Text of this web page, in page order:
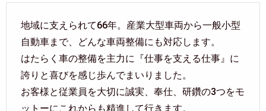
地域に支えられて66年。産業大型車両から一般小型
自動車まで、どんな車両整備にも対応します。
はたらく車の整備を主力に『仕事を支える仕事』に
誇りと喜びを感じ歩んでまいりました。
お客様と従業員を大切に誠実、奉仕、研鑽の3つをモ
ットーにこれからも精進して行きます。